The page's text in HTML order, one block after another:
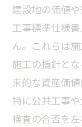
建設地の価値
工事標準仕様
ん。これらは
施工の指針と
来的な資産価値
特に公共工事
検査の合否を左